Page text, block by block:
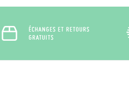
ÉCHANGES ET RETOURS
GRATUITS